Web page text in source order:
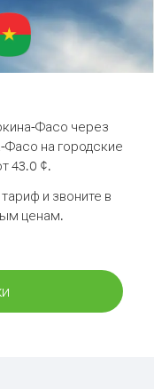
Фасо через
Фасо на городские
43.0 ¢.
и звоните в
ценам.